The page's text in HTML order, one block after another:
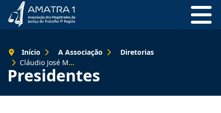
Presidentes
Início A Associação
Diretorias
Cláudio José Montesso